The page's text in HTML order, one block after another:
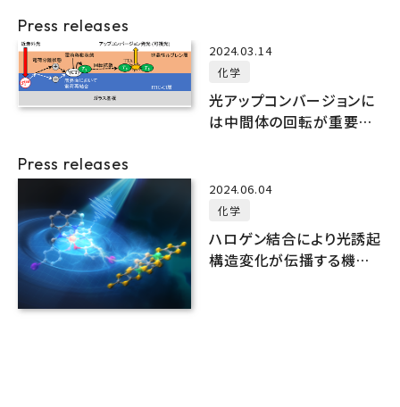
Press releases
2024.03.14
化学
光アップコンバージョンに
は中間体の回転が重要だ
Press releases
2024.06.04
化学
ハロゲン結合により光誘起
構造変化が伝播する機構